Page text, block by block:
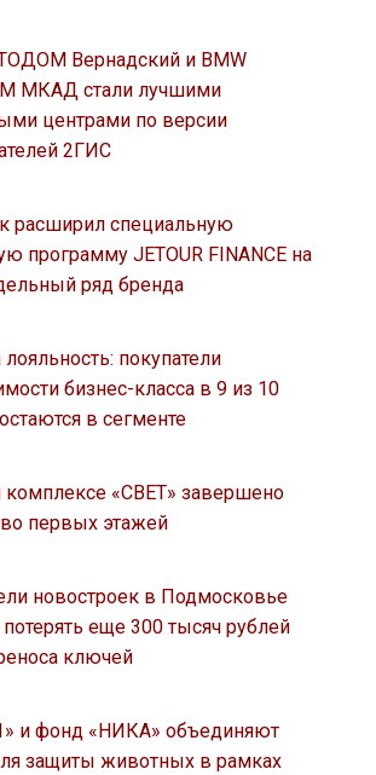
Вернадский и BMW
МКАД стали лучшими
центрами по версии
2ГИС
расширил специальную
программу JETOUR FINANCE на
ряд бренда
покупатели
бизнес-класса в 9 из 10
в сегменте
«СВЕТ» завершено
первых этажей
новостроек в Подмосковье
еще 300 тысяч рублей
ключей
и фонд «НИКА» объединяют
защиты животных в рамках